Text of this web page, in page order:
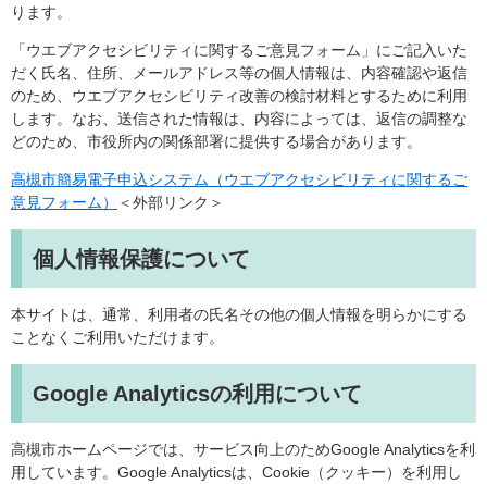
ります。
「ウエブアクセシビリティに関するご意見フォーム」にご記入いた
だく氏名、住所、メールアドレス等の個人情報は、内容確認や返信
のため、ウエブアクセシビリティ改善の検討材料とするために利用
します。なお、送信された情報は、内容によっては、返信の調整な
どのため、市役所内の関係部署に提供する場合があります。
高槻市簡易電子申込システム（ウエブアクセシビリティに関するご
意見フォーム）
＜外部リンク＞
個人情報保護について
本サイトは、通常、利用者の氏名その他の個人情報を明らかにする
ことなくご利用いただけます。
Google Analyticsの利用について
高槻市ホームページでは、サービス向上のためGoogle Analyticsを利
用しています。Google Analyticsは、Cookie（クッキー）を利用し